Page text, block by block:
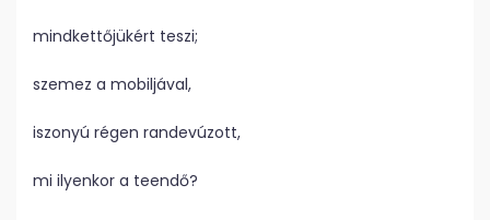
mindkettőjükért teszi;
szemez a mobiljával,
iszonyú régen randevúzott,
mi ilyenkor a teendő?